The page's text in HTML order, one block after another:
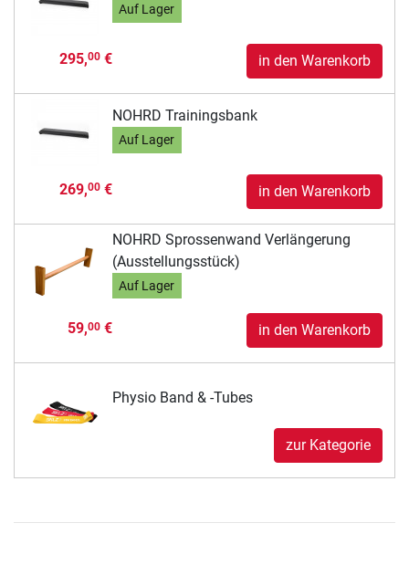
Auf Lager
295,00€ in den Warenkorb
NOHRD Trainingsbank
Auf Lager
269,00€ in den Warenkorb
NOHRD Sprossenwand Verlängerung
(Ausstellungsstück)
Auf Lager
59,00€ in den Warenkorb
Physio Band & -Tubes
zur Kategorie